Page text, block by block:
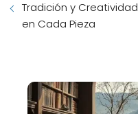
Tradición y Creatividad
en Cada Pieza